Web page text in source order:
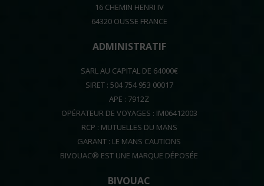
16 CHEMIN HENRI IV
64320 OUSSE FRANCE
ADMINISTRATIF
SARL AU CAPITAL DE 64000€
SIRET : 504 754 953 00017
APE : 7912Z
OPÉRATEUR DE VOYAGES : IM06412003
RCP : MUTUELLES DU MANS
GARANT : LE MANS CAUTIONS
BIVOUAC® EST UNE MARQUE DÉPOSÉE
BIVOUAC